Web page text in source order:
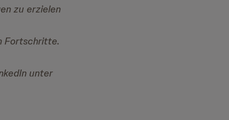
zu erzielen
Fortschritte.
unter